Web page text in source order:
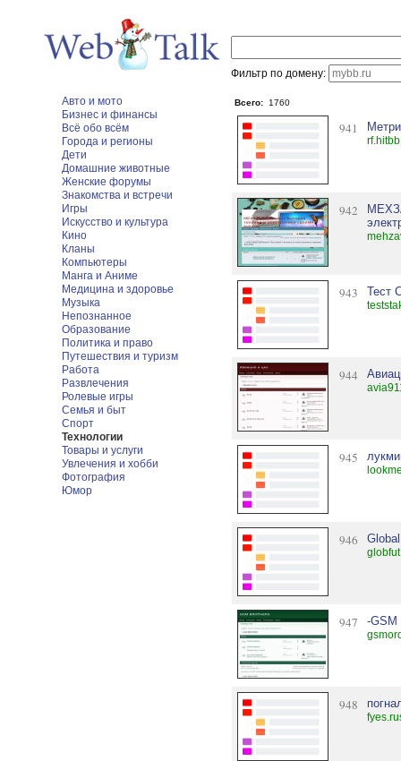
Фильтр по домену:
Авто и мото
Бизнес и финансы
Всё обо всём
Города и регионы
Дети
Домашние животные
Женские форумы
Знакомства и встречи
Игры
Искусство и культура
Кино
Кланы
Компьютеры
Манга и Аниме
Медицина и здоровье
Музыка
Непознанное
Образование
Политика и право
Путешествия и туризм
Работа
Развлечения
Ролевые игры
Семья и быт
Спорт
Технологии
Товары и услуги
Увлечения и хобби
Фотография
Юмор
Всего: 1760
941
942
943 Тест
944
945
946
947 -GSM
948